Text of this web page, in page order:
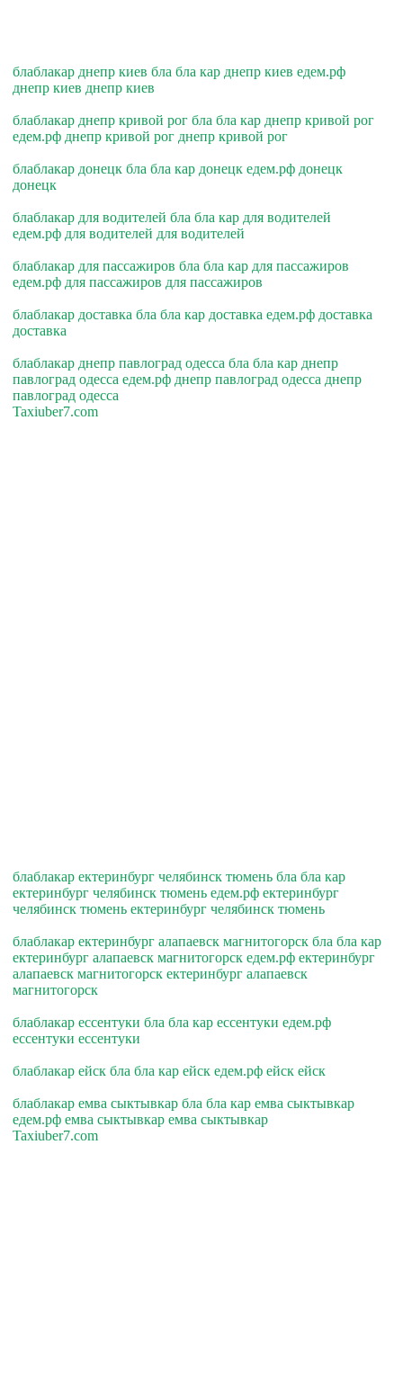
блаблакар днепр киев бла бла кар днепр киев едем.рф
днепр киев днепр киев
блаблакар днепр кривой рог бла бла кар днепр кривой рог
едем.рф днепр кривой рог днепр кривой рог
блаблакар донецк бла бла кар донецк едем.рф донецк
донецк
блаблакар для водителей бла бла кар для водителей
едем.рф для водителей для водителей
блаблакар для пассажиров бла бла кар для пассажиров
едем.рф для пассажиров для пассажиров
блаблакар доставка бла бла кар доставка едем.рф доставка
доставка
блаблакар днепр павлоград одесса бла бла кар днепр
павлоград одесса едем.рф днепр павлоград одесса днепр
павлоград одесса
Taxiuber7.com
блаблакар ектеринбург челябинск тюмень бла бла кар
ектеринбург челябинск тюмень едем.рф ектеринбург
челябинск тюмень ектеринбург челябинск тюмень
блаблакар ектеринбург алапаевск магнитогорск бла бла кар
ектеринбург алапаевск магнитогорск едем.рф ектеринбург
алапаевск магнитогорск ектеринбург алапаевск
магнитогорск
блаблакар ессентуки бла бла кар ессентуки едем.рф
ессентуки ессентуки
блаблакар ейск бла бла кар ейск едем.рф ейск ейск
блаблакар емва сыктывкар бла бла кар емва сыктывкар
едем.рф емва сыктывкар емва сыктывкар
Taxiuber7.com